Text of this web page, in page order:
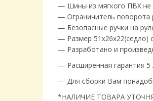
— Шины из мягкого ПВХ не
— Ограничитель поворота
— Безопасные ручки на
— Размер 51x26x22(седло)
— Разработано и
— Расширенная гарантия 5
— Для сборки Вам
*НАЛИЧИЕ ТОВАРА